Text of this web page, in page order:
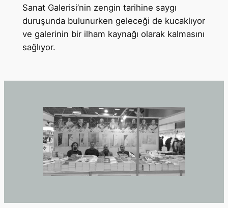
Sanat Galerisi’nin zengin tarihine saygı
duruşunda bulunurken geleceği de kucaklıyor
ve galerinin bir ilham kaynağı olarak kalmasını
sağlıyor.